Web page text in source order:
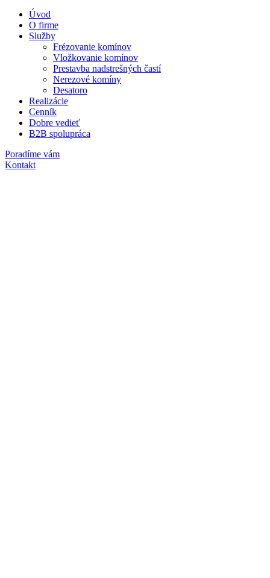
Úvod
O firme
Služby
Frézovanie komínov
Vložkovanie komínov
Prestavba nadstrešných častí
Nerezové komíny
Desatoro
Realizácie
Cenník
Dobre vedieť
B2B spolupráca
Poradíme vám
Kontakt